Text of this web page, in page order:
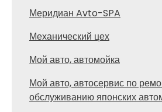
Меридиан Avto-SPA
Механический цех
Мой авто, автомойка
Мой авто, автосервис по
обслуживанию японских